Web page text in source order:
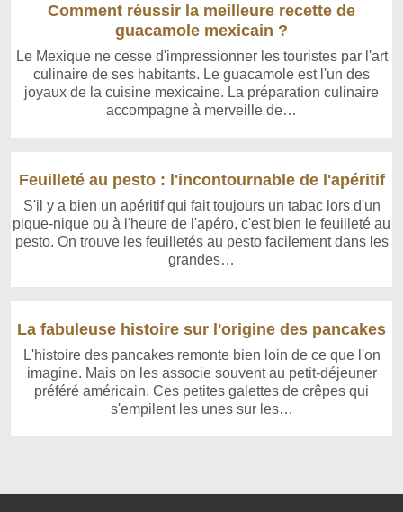
Comment réussir la meilleure recette de
guacamole mexicain ?
Le Mexique ne cesse d'impressionner les touristes par l'art
culinaire de ses habitants. Le guacamole est l'un des
joyaux de la cuisine mexicaine. La préparation culinaire
accompagne à merveille de…
Feuilleté au pesto : l'incontournable de l'apéritif
S'il y a bien un apéritif qui fait toujours un tabac lors d'un
pique-nique ou à l'heure de l'apéro, c'est bien le feuilleté au
pesto. On trouve les feuilletés au pesto facilement dans les
grandes…
La fabuleuse histoire sur l'origine des pancakes
L'histoire des pancakes remonte bien loin de ce que l'on
imagine. Mais on les associe souvent au petit-déjeuner
préféré américain. Ces petites galettes de crêpes qui
s'empilent les unes sur les…